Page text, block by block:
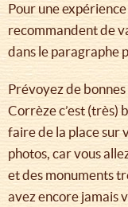
Pour une
recommandent de
dans le paragraphe
Prévoyez de bonnes
Corrèze c’est (très)
faire de la place sur
photos, car vous
et des monuments
avez encore jamais